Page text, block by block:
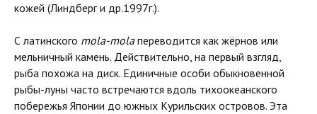
кожей (Линдберг и др.1997г.).
С латинского mola-molaпереводится как жёрнов или
мельничный камень. Действительно, на первый взгляд,
рыба похожа на диск. Единичные особи обыкновенной
рыбы-луны часто встречаются вдоль тихоокеанского
побережья Японии до южных Курильских островов. Эта